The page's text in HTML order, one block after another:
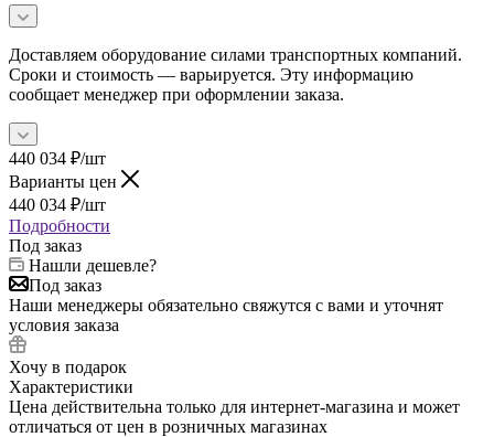
Доставляем оборудование силами транспортных компаний.
Сроки и стоимость — варьируется. Эту информацию
сообщает менеджер при оформлении заказа.
440 034 ₽/шт
Варианты цен
440 034 ₽/шт
Подробности
Под заказ
Нашли дешевле?
Под заказ
Наши менеджеры обязательно свяжутся с вами и уточнят
условия заказа
Хочу в подарок
Характеристики
Цена действительна только для интернет-магазина и может
отличаться от цен в розничных магазинах